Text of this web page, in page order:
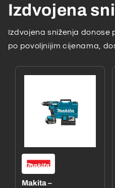
Izdvojena
Izdvojena sniženja
po povoljnijim cijenama,
Makita –